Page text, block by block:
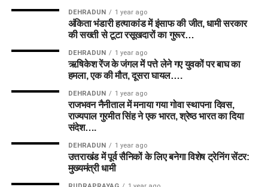
DEHRADUN 1 year ago
अंकिता भंडारी हत्याकांड में इंसाफ की जीत, धामी सरकार
की सख्ती से टूटा रसूखदारों का गुरूर…
DEHRADUN 1 year ago
ऋषिकेश रेंज के जंगल में पत्ते लेने गए युवकों पर बाघ का
हमला, एक की मौत, दूसरा घायल….
DEHRADUN 1 year ago
राजभवन नैनीताल में मनाया गया गोवा स्थापना दिवस,
राज्यपाल गुरमीत सिंह ने एक भारत, श्रेष्ठ भारत का दिया
संदेश….
DEHRADUN 1 year ago
उत्तराखंड में पूर्व सैनिकों के लिए बनेगा विशेष ट्रेनिंग सेंटर:
मुख्यमंत्री धामी